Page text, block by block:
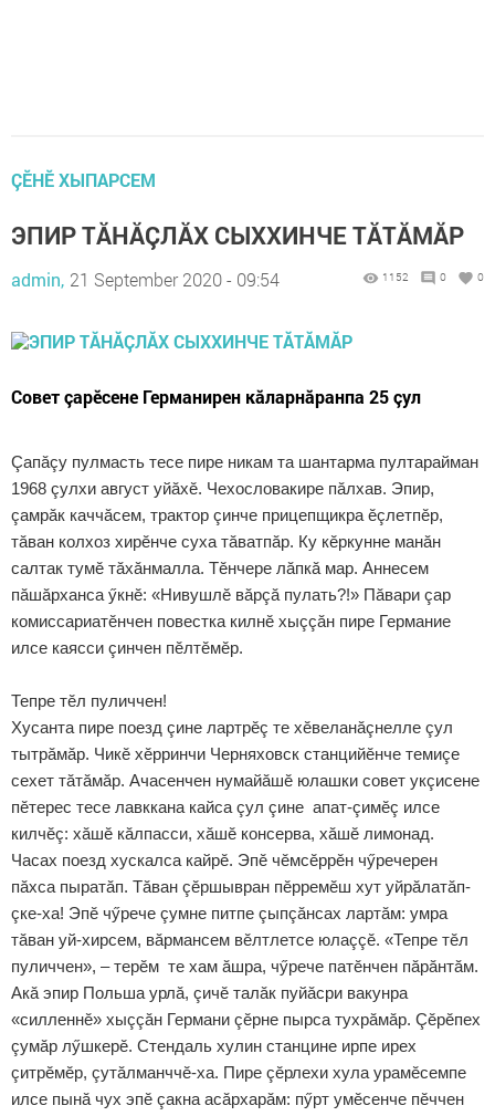
ÇӖНӖ ХЫПАРСЕМ
ЭПИР ТĂНĂÇЛĂХ СЫХХИНЧЕ ТĂТĂМĂР
admin, 21 September 2020 - 09:54 1152 0 0
Cовет çарӗсене Германирен кăларнăранпа 25 çул
Çапăçу пулмасть тесе пире никам та шантарма пултарайман
1968 çулхи август уйăхӗ. Чехословакире пăлхав. Эпир,
çамрăк каччăсем, трактор çинче прицепщикра ӗçлетпӗр,
тăван колхоз хирӗнче суха тăватпăр. Ку кӗркунне манăн
салтак тумӗ тăхăнмалла. Тӗнчере лăпкă мар. Аннесем
пăшăрханса ӳкнӗ: «Нивушлӗ вăрçă пулать?!» Пăвари çар
комиссариатӗнчен повестка килнӗ хыççăн пире Германие
илсе каясси çинчен пӗлтӗмӗр.
Тепре тӗл пуличчен!
Хусанта пире поезд çине лартрӗç те хӗвеланăçнелле çул
тытрăмăр. Чикӗ хӗрринчи Черняховск станцийӗнче темиçе
сехет тăтăмăр. Ачасенчен нумайăшӗ юлашки совет укçисене
пӗтерес тесе лавккана кайса çул çине апат-çимӗç илсе
килчӗç: хăшӗ кăлпасси, хăшӗ консерва, хăшӗ лимонад.
Часах поезд хускалса кайрӗ. Эпӗ чӗмсӗррӗн чӳречерен
пăхса пыратăп. Тăван çӗршывран пӗрремӗш хут уйрăлатăп-
çке-ха! Эпӗ чӳрече çумне питпе çыпçăнсах лартăм: умра
тăван уй-хирсем, вăрмансем вӗлтлетсе юлаççӗ. «Тепре тӗл
пуличчен», – терӗм те хам ăшра, чӳрече патӗнчен пăрăнтăм.
Акă эпир Польша урлă, çичӗ талăк пуйăсри вакунра
«силленнӗ» хыççăн Германи çӗрне пырса тухрăмăр. Çӗрӗпех
çумăр лӳшкерӗ. Стендаль хулин станцине ирпе ирех
çитрӗмӗр, çутăлманччӗ-ха. Пире çӗрлехи хула урамӗсемпе
илсе пынă чух эпӗ çакна асăрхарăм: пӳрт умӗсенче пӗччен